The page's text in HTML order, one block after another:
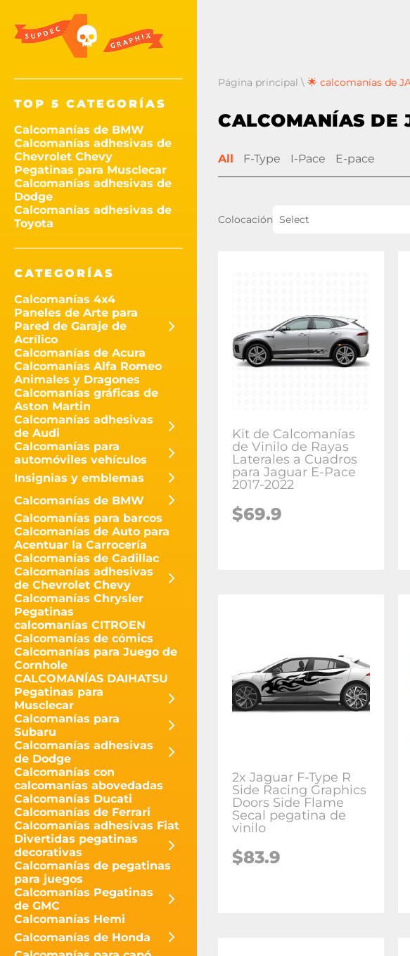
TOP 5 CATEGORÍAS
Calcomanías de BMW
Calcomanías adhesivas de
Chevrolet Chevy
Pegatinas para Musclecar
Calcomanías adhesivas de
Dodge
Calcomanías adhesivas de
Toyota
CATEGORÍAS
Calcomanías 4x4
Paneles de Arte para
Pared de Garaje de
Acrílico
Calcomanías de Acura
Calcomanías Alfa Romeo
Animales y Dragones
Calcomanías gráficas de
Aston Martin
Calcomanías adhesivas
de Audi
Calcomanías para
automóviles vehículos
Insignias y emblemas
Calcomanías de BMW
Calcomanías para barcos
Calcomanías de Auto para
Acentuar la Carrocería
Calcomanías de Cadillac
Calcomanías adhesivas
de Chevrolet Chevy
Calcomanías Chrysler
Pegatinas
calcomanías CITROEN
Calcomanías de cómics
Calcomanías para Juego de
Cornhole
CALCOMANÍAS DAIHATSU
Pegatinas para
Musclecar
Calcomanías para
Subaru
Calcomanías adhesivas
de Dodge
Calcomanías con
calcomanías abovedadas
Calcomanías Ducati
Calcomanías de Ferrari
Calcomanías adhesivas Fiat
Divertidas pegatinas
decorativas
Calcomanías de pegatinas
para juegos
Calcomanías Pegatinas
de GMC
Calcomanías Hemi
Calcomanías de Honda
Página principal \ 🌟 calcomanías de
CALCOMANÍAS DE
All F-Type I-Pace E-pace
Colocación Select
Kit de Calcomanías
de Vinilo de Rayas
Laterales a Cuadros
para Jaguar E-Pace
2017-2022
$69.9
2x Jaguar F-Type R
Side Racing Graphics
Doors Side Flame
Secal pegatina de
vinilo
$83.9